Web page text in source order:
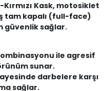
Kask, motosiklet
tam kapalı (full-face)
güvenlik sağlar.
ile agresif
sunar.
darbelere karşı
sağlar.